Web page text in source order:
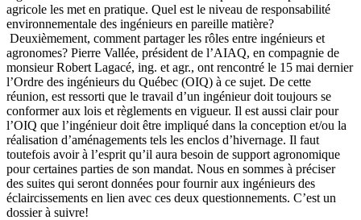
agricole les met en pratique. Quel est le niveau de responsabilité
environnementale des ingénieurs en pareille matière?
Deuxièmement, comment partager les rôles entre ingénieurs et
agronomes? Pierre Vallée, président de l’AIAQ, en compagnie de
monsieur Robert Lagacé, ing. et agr., ont rencontré le 15 mai dernier
l’Ordre des ingénieurs du Québec (OIQ) à ce sujet. De cette
réunion, est ressorti que le travail d’un ingénieur doit toujours se
conformer aux lois et règlements en vigueur. Il est aussi clair pour
l’OIQ que l’ingénieur doit être impliqué dans la conception et/ou la
réalisation d’aménagements tels les enclos d’hivernage. Il faut
toutefois avoir à l’esprit qu’il aura besoin de support agronomique
pour certaines parties de son mandat. Nous en sommes à préciser
des suites qui seront données pour fournir aux ingénieurs des
éclaircissements en lien avec ces deux questionnements. C’est un
dossier à suivre!